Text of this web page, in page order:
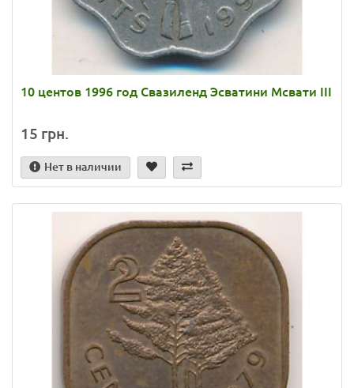
10 центов 1996 год Свазиленд Эсватини Мсвати III
15 грн.
Нет в наличии